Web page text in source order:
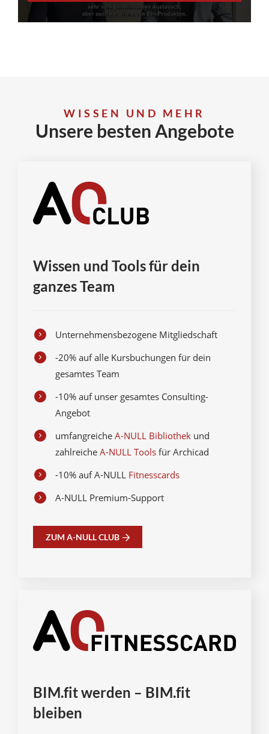
WISSEN UND MEHR
Unsere besten Angebote
Wissen und Tools für dein
ganzes Team
Unternehmensbezogene Mitgliedschaft
-20% auf alle Kursbuchungen für dein
gesamtes Team
-10% auf unser gesamtes Consulting-
Angebot
umfangreiche A-NULL Bibliothek und
zahlreiche A-NULL Tools für Archicad
-10% auf A-NULL Fitnesscards
A-NULL Premium-Support
ZUM A-NULL CLUB
BIM.fit werden – BIM.fit
bleiben